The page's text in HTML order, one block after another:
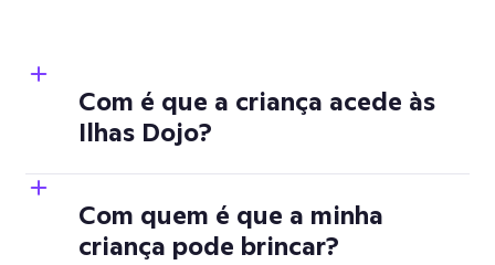
Com é que a criança acede às
Ilhas Dojo?
(Clique no Nome
Com quem é que a minha
criança pode brincar?